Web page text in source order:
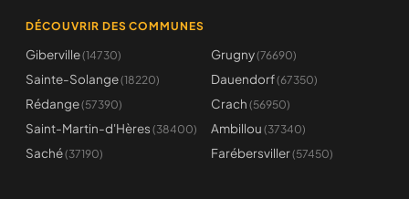
DÉCOUVRIR DES COMMUNES
Giberville(14730) Grugny(76690)
Sainte-Solange(18220) Dauendorf(67350)
Rédange(57390) Crach (56950)
Saint-Martin-d'Hères (38400) Ambillou (37340)
Saché(37190) Farébersviller(57450)